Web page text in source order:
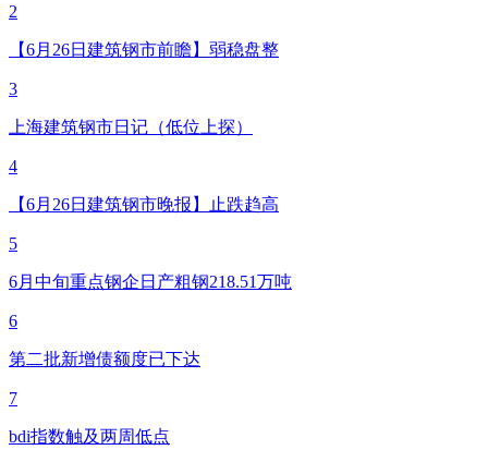
2
【6月26日建筑钢市前瞻】弱稳盘整
3
上海建筑钢市日记（低位上探）
4
【6月26日建筑钢市晚报】止跌趋高
5
6月中旬重点钢企日产粗钢218.51万吨
6
第二批新增债额度已下达
7
bdi指数触及两周低点